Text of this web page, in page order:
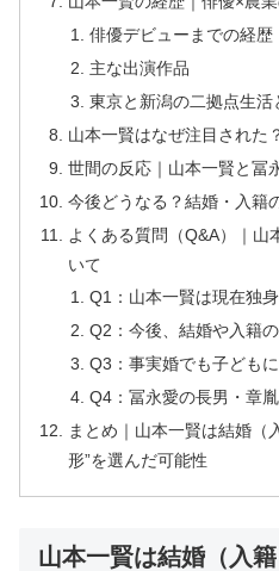
俳優デビューまでの経歴
主な出演作品
東京と新潟の二拠点生活
山本一賢はなぜ注目された
世間の反応｜山本一賢と冨
今後どうなる？結婚・入籍
よくある質問（Q&A）｜山
いて
Q1：山本一賢は現在独身
Q2：今後、結婚や入籍
Q3：事実婚でも子ども
Q4：冨永愛の長男・章
まとめ｜山本一賢は結婚（
形”を選んだ可能性
山本一賢は結婚（入